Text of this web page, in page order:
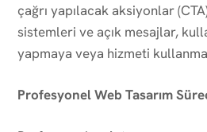
çağrı yapılacak aksiyonlar
sistemleri ve açık mesajlar,
yapmaya veya hizmeti
Profesyonel Web Tasarım